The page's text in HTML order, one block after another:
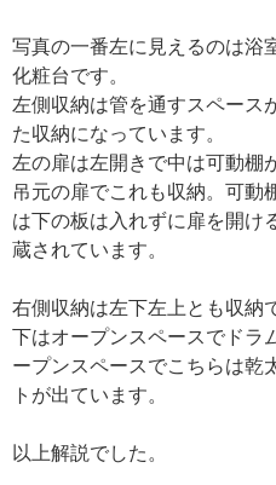
写真の一番左に見えるのは浴
化粧台です。
左側収納は管を通すスペース
た収納になっています。
左の扉は左開きで中は可動棚
吊元の扉でこれも収納。可動
は下の板は入れずに扉を開け
蔵されています。
右側収納は左下左上とも収納
下はオープンスペースでドラ
ープンスペースでこちらは乾
トが出ています。
以上解説でした。